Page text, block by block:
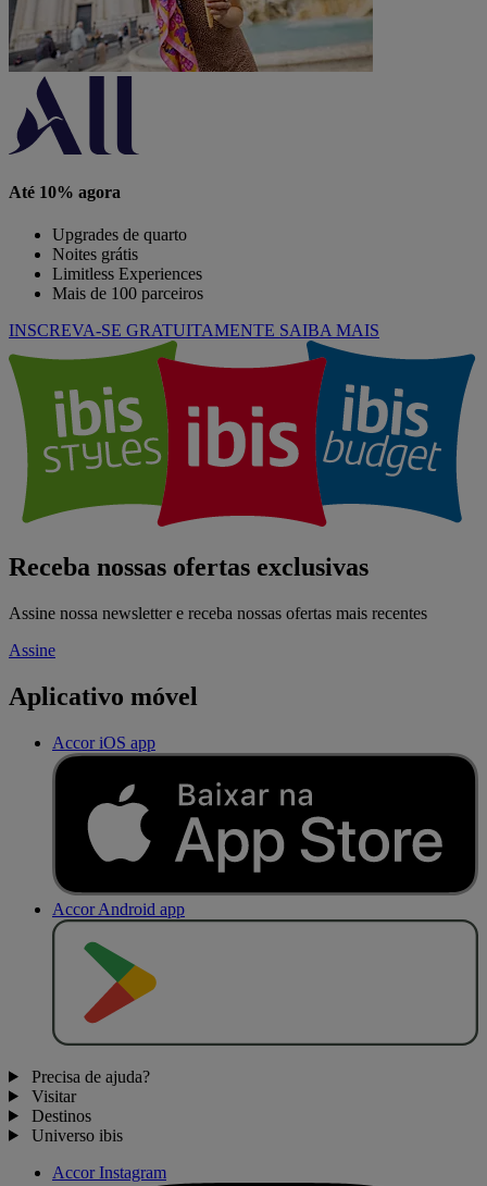
Até 10% agora
Upgrades de quarto
Noites grátis
Limitless Experiences
Mais de 100 parceiros
INSCREVA-SE GRATUITAMENTE SAIBA MAIS
Receba nossas ofertas exclusivas
Assine nossa newsletter e receba nossas ofertas mais recentes
Assine
Aplicativo móvel
Accor iOS app
Accor Android app
Precisa de ajuda?
Visitar
Destinos
Universo ibis
Accor Instagram